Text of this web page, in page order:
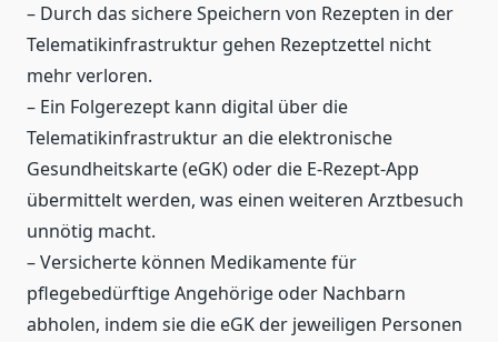
– Durch das sichere Speichern von Rezepten in der
Telematikinfrastruktur gehen Rezeptzettel nicht
mehr verloren.
– Ein Folgerezept kann digital über die
Telematikinfrastruktur an die elektronische
Gesundheitskarte (eGK) oder die E-Rezept-App
übermittelt werden, was einen weiteren Arztbesuch
unnötig macht.
– Versicherte können Medikamente für
pflegebedürftige Angehörige oder Nachbarn
abholen, indem sie die eGK der jeweiligen Personen